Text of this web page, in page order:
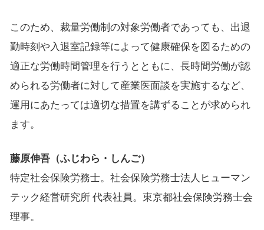
このため、裁量労働制の対象労働者であっても、出退
勤時刻や入退室記録等によって健康確保を図るための
適正な労働時間管理を行うとともに、長時間労働が認
められる労働者に対して産業医面談を実施するなど、
運用にあたっては適切な措置を講ずることが求められ
ます。
藤原伸吾（ふじわら・しんご）
特定社会保険労務士。社会保険労務士法人ヒューマン
テック経営研究所 代表社員。東京都社会保険労務士会
理事。